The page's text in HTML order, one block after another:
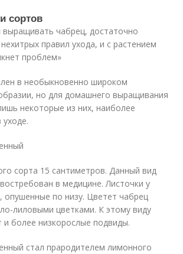
сортов
чабрец, достаточно
правил ухода, и с растением
проблем»
в необыкновенно широком
но для домашнего выращивания
некоторые из них, наиболее
сорта 15 сантиметров. Данный вид
в медицине. Листочки у
опушенные по низу. Цветет чабрец
лиловыми цветками. К этому виду
и более низкорослые подвиды.
стал прародителем лимонного